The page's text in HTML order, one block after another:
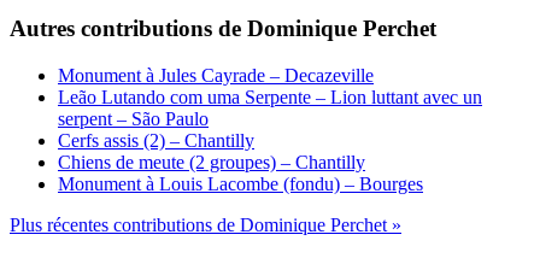
Autres contributions de Dominique Perchet
Monument à Jules Cayrade – Decazeville
Leão Lutando com uma Serpente – Lion luttant avec un
serpent – São Paulo
Cerfs assis (2) – Chantilly
Chiens de meute (2 groupes) – Chantilly
Monument à Louis Lacombe (fondu) – Bourges
Plus récentes contributions de Dominique Perchet »